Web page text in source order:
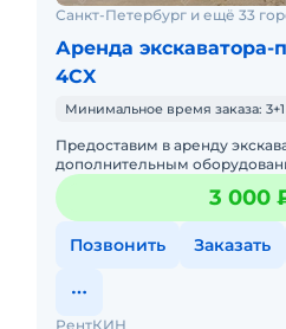
Санкт-Петербург и ещё 33
Аренда экскаватора-
4CX
Минимальное время заказа: 3+1
Предоставим в аренду
дополнительным
гидромолот, вилы и ямобур.
спецтехники - половина3 000
Позвонить Заказать
РентКИН